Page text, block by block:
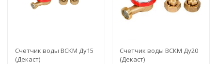
Счетчик воды ВСКМ Ду15
(Декаст)
Счетчик воды ВСКМ Ду20
(Декаст)